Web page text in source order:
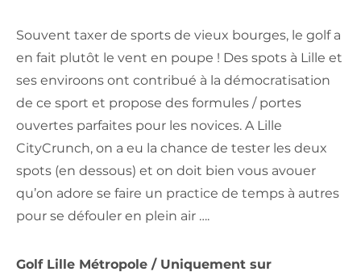
Souvent taxer de sports de vieux bourges, le golf a
en fait plutôt le vent en poupe ! Des spots à Lille et
ses enviroons ont contribué à la démocratisation
de ce sport et propose des formules / portes
ouvertes parfaites pour les novices. A Lille
CityCrunch, on a eu la chance de tester les deux
spots (en dessous) et on doit bien vous avouer
qu’on adore se faire un practice de temps à autres
pour se défouler en plein air ….
Golf Lille Métropole / Uniquement sur